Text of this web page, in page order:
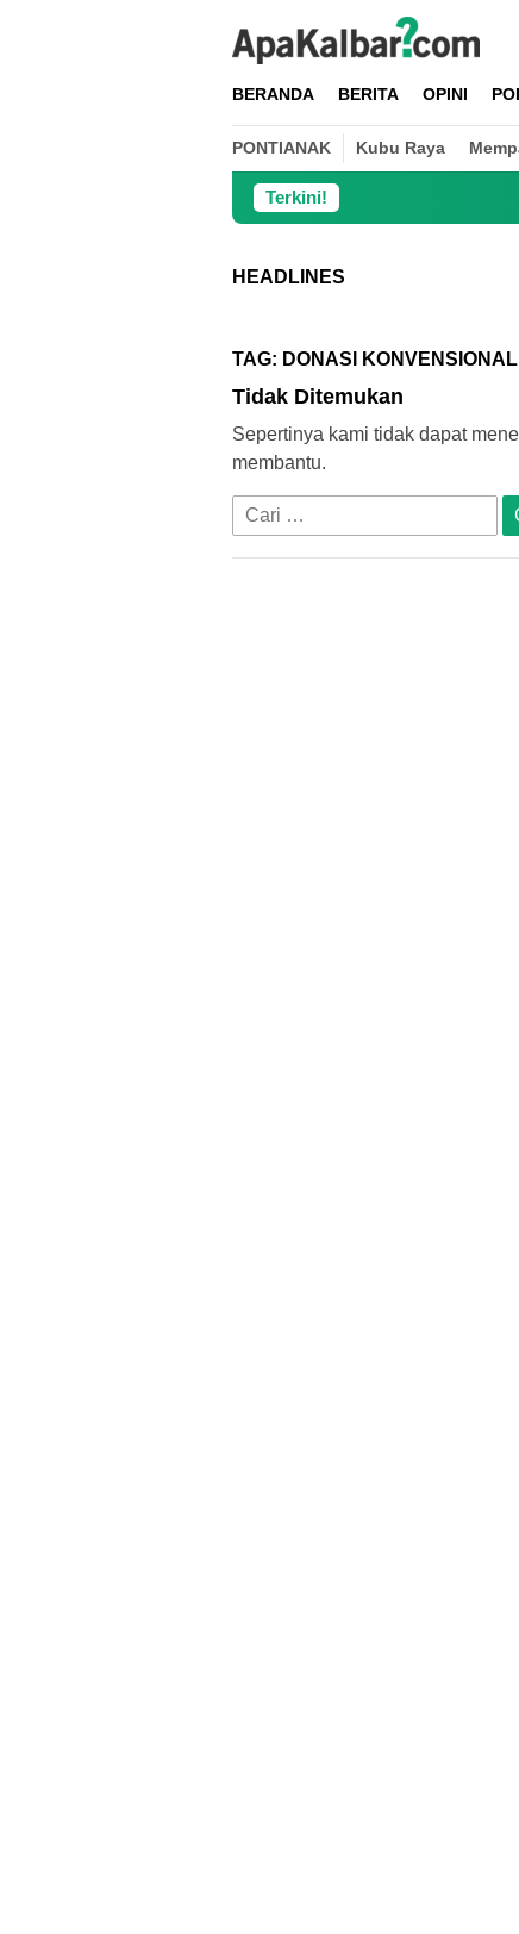
BERANDA BERITA OPINI
PONTIANAK Kubu Raya
Terkini!
HEADLINES
TAG: DONASI KONVENSIONAL
Tidak Ditemukan
Sepertinya kami tidak dapat
membantu.
Cari
untuk: